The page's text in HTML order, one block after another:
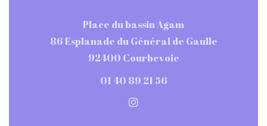
Place du bassin Agam
86 Esplanade du Général de Gaulle
92400 Courbevoie((apre una nuova
01 40 89 21 56
Instagram ((apre una